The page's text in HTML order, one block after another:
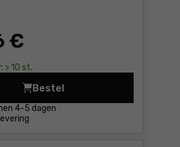
€
> 10 st.
4-5 dagen
levering
Bestel
Tuinmand 56l Cellfast C